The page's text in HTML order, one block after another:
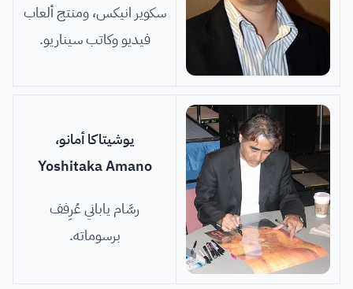
سكوير انيكس، ومنتج ألعاب
فيديو وكاتب سيناريو.
يوشيتاكا أمانو،
Yoshitaka Amano
رسَّام ياباني عُرِفف
برسوماته.